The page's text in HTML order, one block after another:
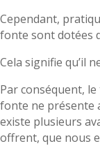
Cependant,
fonte sont dotées
Cela signifie qu’il
Par conséquent,
fonte ne présente
existe plusieurs
offrent, que nous